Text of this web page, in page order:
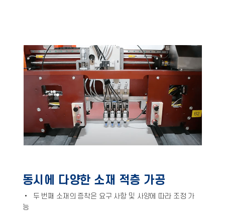
동시에 다양한 소재 적층 가공
• 두 번째 소재의 증착은 요구 사항 및 사양에 따라 조정 가
능